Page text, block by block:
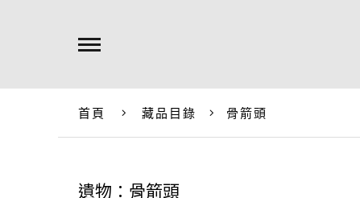
首頁 藏品目錄 骨箭頭
遺物：骨箭頭